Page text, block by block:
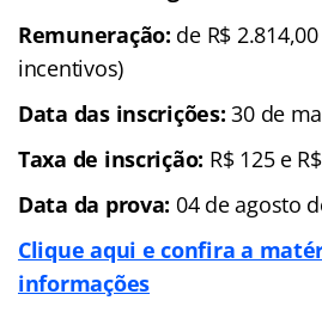
Remuneração: de R$
incentivos)
Data das inscrições: 30 de
Taxa de inscrição: R$ 125 e
Data da prova: 04 de agosto
Clique aqui e confira a
informações